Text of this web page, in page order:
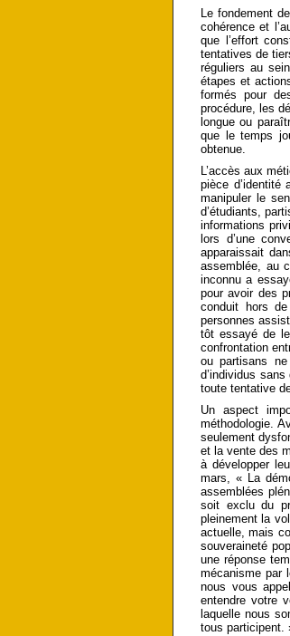
Le fondement
cohérence et
que l’effort
tentatives de
réguliers au
étapes et
formés pour
procédure, les
longue ou
que le temps
obtenue.
L’accès aux
pièce
manipuler le
d’étudiants,
informations
lors d’une
apparaissait
assemblée, au
inconnu a
pour avoir des
conduit hors
personnes
tôt essayé de
confrontation
ou partisans
d’individus
toute tentative
Un aspect
méthodologie.
seulement
et la vente des
à développer
mars, « La
assemblées
soit exclu du
pleinement la
actuelle, mais
souveraineté
une réponse
mécanisme par
nous vous
entendre votre
laquelle nous
tous participent.